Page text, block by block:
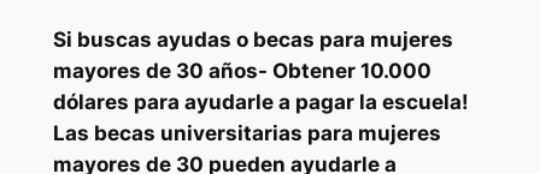
Si buscas ayudas o becas para mujeres
mayores de 30 años- Obtener 10.000
dólares para ayudarle a pagar la escuela!
Las becas universitarias para mujeres
mayores de 30 pueden ayudarle a